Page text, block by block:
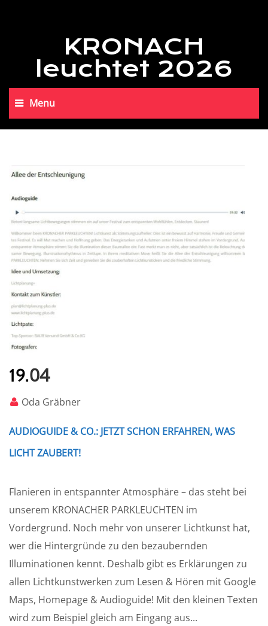
KRONACH
leuchtet 2026
Menu
19.04
Oda Gräbner
AUDIOGUIDE & CO.: JETZT SCHON ERFAHREN, WAS
LICHT ZAUBERT!
Flanieren in entspannter Atmosphäre – das steht bei
unserem KRONACHER PARKLEUCHTEN im
Vordergrund. Noch mehr von unserer Lichtkunst hat,
wer die Hintergründe zu den bezaubernden
Illuminationen kennt. Deshalb gibt es Erklärungen zu
allen Lichtkunstwerken zum Lesen & Hören mit Google
Maps, Homepage & Audioguide! Mit den kleinen Texten
wird zum Beispiel gleich am Eingang aus...